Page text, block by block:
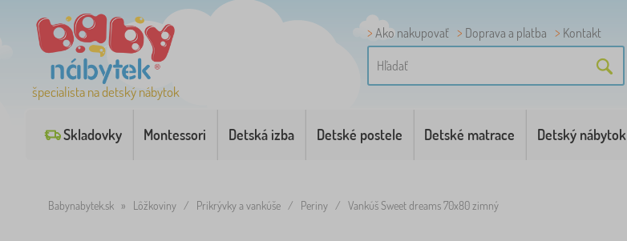
špecialista na detský nábytok
Ako nakupovať Doprava a platba Kontakt
Skladovky Montessori Detská izba Detské postele Detské matrace Detský nábytok
Babynabytek.sk » Lôžkoviny / Prikrývky a vankúše / Periny / Vankúš Sweet dreams 70x80 zimný